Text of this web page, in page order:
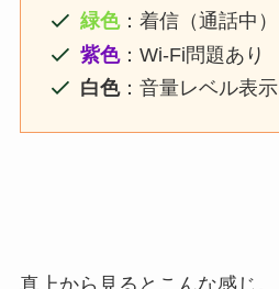
緑色：着信（通話中）
紫色：Wi-Fi問題あり
白色：音量レベル表示
真上から見るとこんな感じ。